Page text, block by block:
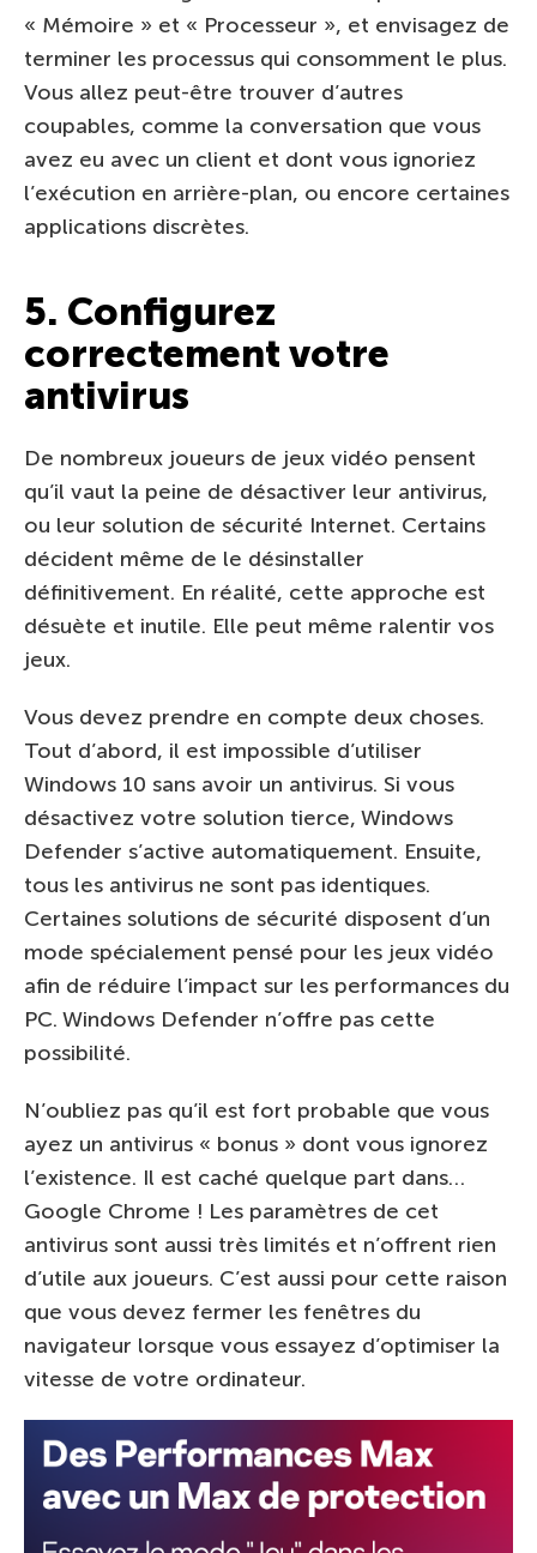
« Mémoire » et « Processeur », et envisagez de
terminer les processus qui consomment le plus.
Vous allez peut-être trouver d’autres
coupables, comme la conversation que vous
avez eu avec un client et dont vous ignoriez
l’exécution en arrière-plan, ou encore certaines
applications discrètes.
5. Configurez
correctement votre
antivirus
De nombreux joueurs de jeux vidéo pensent
qu’il vaut la peine de désactiver leur antivirus,
ou leur solution de sécurité Internet. Certains
décident même de le désinstaller
définitivement. En réalité, cette approche est
désuète et inutile. Elle peut même ralentir vos
jeux.
Vous devez prendre en compte deux choses.
Tout d’abord, il est impossible d’utiliser
Windows 10 sans avoir un antivirus. Si vous
désactivez votre solution tierce, Windows
Defender s’active automatiquement. Ensuite,
tous les antivirus ne sont pas identiques.
Certaines solutions de sécurité disposent d’un
mode spécialement pensé pour les jeux vidéo
afin de réduire l’impact sur les performances du
PC. Windows Defender n’offre pas cette
possibilité.
N’oubliez pas qu’il est fort probable que vous
ayez un antivirus « bonus » dont vous ignorez
l’existence. Il est caché quelque part dans…
Google Chrome ! Les paramètres de cet
antivirus sont aussi très limités et n’offrent rien
d’utile aux joueurs. C’est aussi pour cette raison
que vous devez fermer les fenêtres du
navigateur lorsque vous essayez d’optimiser la
vitesse de votre ordinateur.